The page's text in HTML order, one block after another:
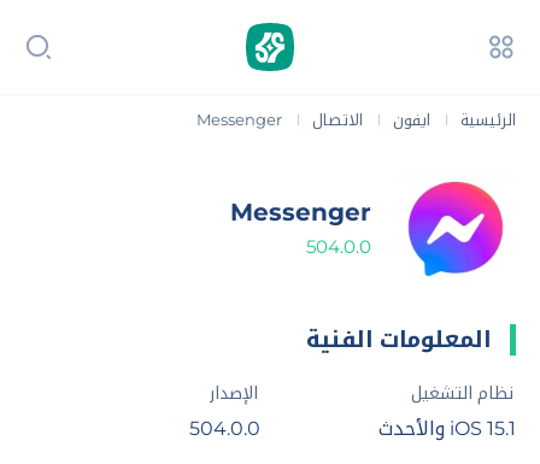
الرئيسية | ايفون | الاتصال |
Messenger
Messenger
504.0.0
المعلومات الفنية
نظام التشغيل
iOS 15.1 والأحدث
الإصدار
504.0.0